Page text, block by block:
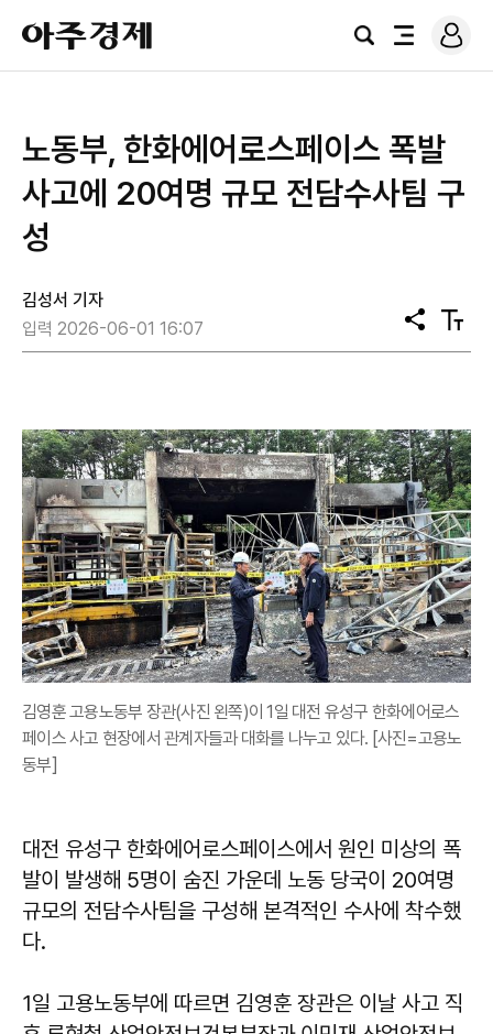
아
주
경
검
전
로
그
노동부, 한화에어로스페이스 폭발
사고에 20여명 규모 전담수사팀 구
성
김성서 기자
입력 2026-06-01 16:07
공
유
텍
스
김영훈 고용노동부 장관(사진 왼쪽)이 1일 대전 유성구 한화에어로스
페이스 사고 현장에서 관계자들과 대화를 나누고 있다. [사진=고용노
동부]
대전 유성구 한화에어로스페이스에서 원인 미상의 폭
발이 발생해 5명이 숨진 가운데 노동 당국이 20여명
규모의 전담수사팀을 구성해 본격적인 수사에 착수했
다.
1일 고용노동부에 따르면 김영훈 장관은 이날 사고 직